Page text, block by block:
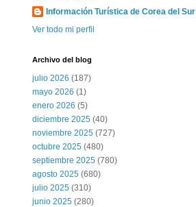
Información Turística de Corea del Sur
Ver todo mi perfil
Archivo del blog
julio 2026 (187)
mayo 2026 (1)
enero 2026 (5)
diciembre 2025 (40)
noviembre 2025 (727)
octubre 2025 (480)
septiembre 2025 (780)
agosto 2025 (680)
julio 2025 (310)
junio 2025 (280)